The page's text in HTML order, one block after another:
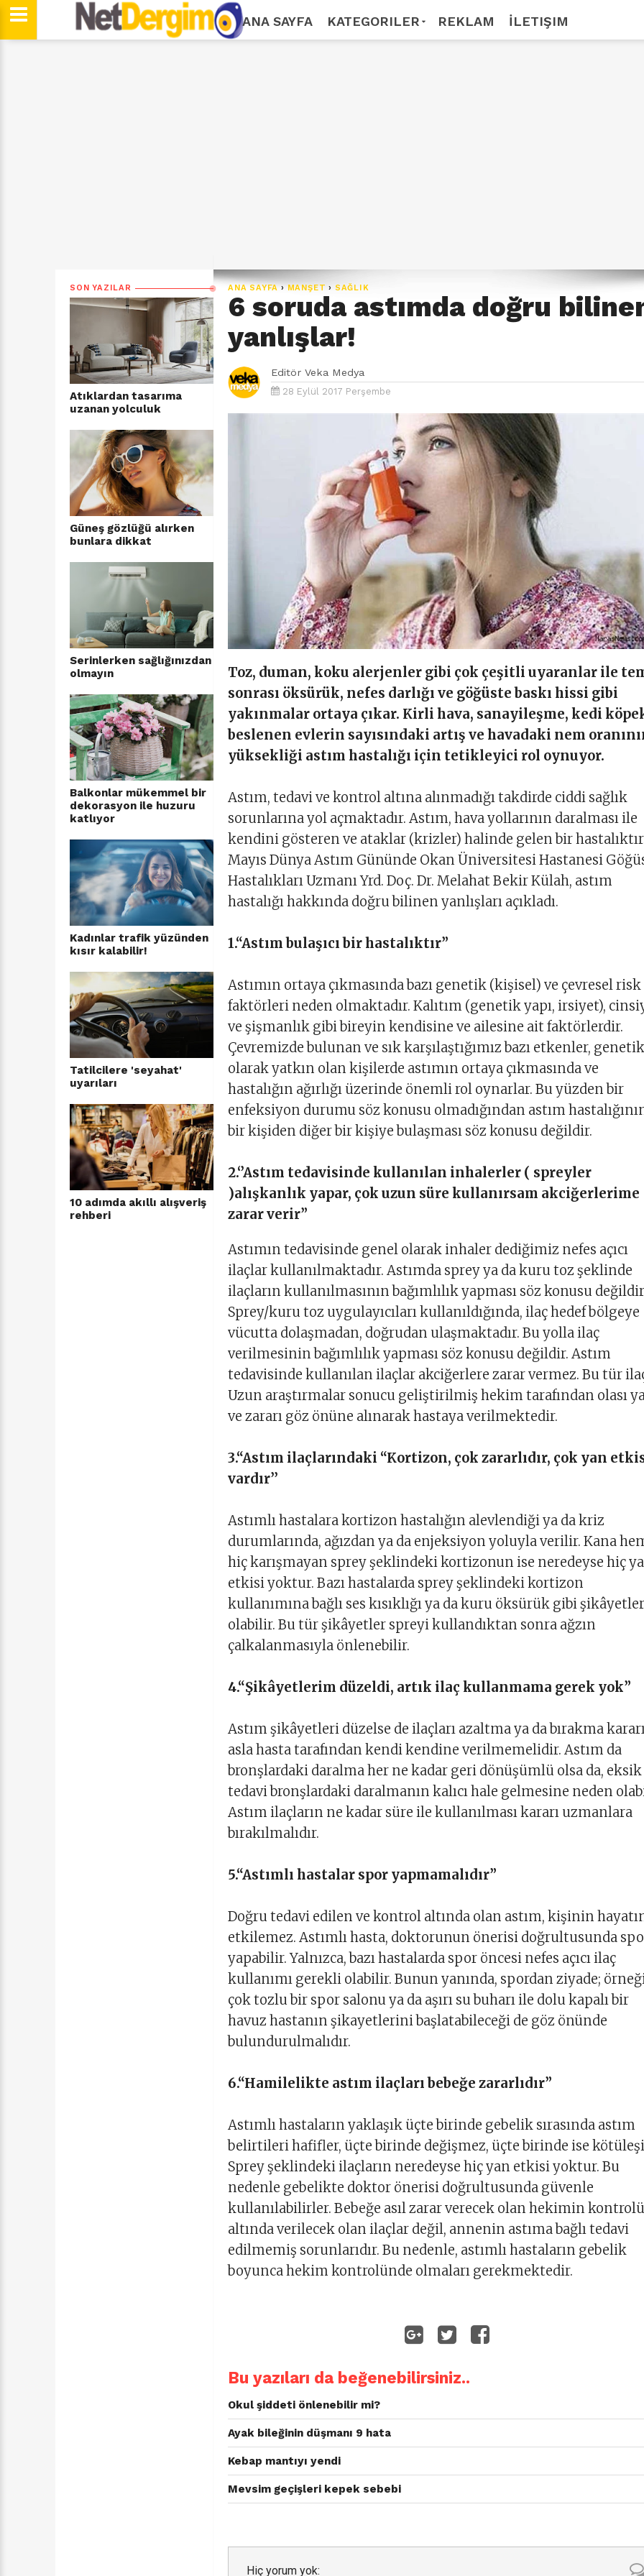
ANA SAYFA KATEGORILER REKLAM İLETIŞIM
SON YAZILAR
Atıklardan tasarıma
uzanan yolculuk
Güneş gözlüğü alırken
bunlara dikkat
Serinlerken sağlığınızdan
olmayın
Balkonlar mükemmel bir
dekorasyon ile huzuru
katlıyor
Kadınlar trafik yüzünden
kısır kalabilir!
Tatilcilere 'seyahat'
uyarıları
10 adımda akıllı alışveriş
rehberi
ANA SAYFA › MANŞET › SAĞLIK
6 soruda astımda doğru
yanlışlar!
Editör Veka Medya
28 Eylül 2017 Perşembe
Toz, duman, koku alerjenler gibi çok çeşitli uyaranlar ile
sonrası öksürük, nefes darlığı ve göğüste baskı hissi gibi
yakınmalar ortaya çıkar. Kirli hava, sanayileşme, kedi
beslenen evlerin sayısındaki artış ve havadaki nem
yüksekliği astım hastalığı için tetikleyici rol oynuyor.
Astım, tedavi ve kontrol altına alınmadığı takdirde ciddi sağlık
sorunlarına yol açmaktadır. Astım, hava yollarının daralması ile
kendini gösteren ve ataklar (krizler) halinde gelen bir
Mayıs Dünya Astım Gününde Okan Üniversitesi Hastanesi
Hastalıkları Uzmanı Yrd. Doç. Dr. Melahat Bekir Külah, astım
hastalığı hakkında doğru bilinen yanlışları açıkladı.
1.“Astım bulaşıcı bir hastalıktır”
Astımın ortaya çıkmasında bazı genetik (kişisel) ve çevresel risk
faktörleri neden olmaktadır. Kalıtım (genetik yapı, irsiyet),
ve şişmanlık gibi bireyin kendisine ve ailesine ait faktörlerdir.
Çevremizde bulunan ve sık karşılaştığımız bazı etkenler, genetik
olarak yatkın olan kişilerde astımın ortaya çıkmasında ve
hastalığın ağırlığı üzerinde önemli rol oynarlar. Bu yüzden bir
enfeksiyon durumu söz konusu olmadığından astım
bir kişiden diğer bir kişiye bulaşması söz konusu değildir.
2.‘’Astım tedavisinde kullanılan inhalerler ( spreyler
)alışkanlık yapar, çok uzun süre kullanırsam akciğerlerime
zarar verir”
Astımın tedavisinde genel olarak inhaler dediğimiz nefes açıcı
ilaçlar kullanılmaktadır. Astımda sprey ya da kuru toz şeklinde
ilaçların kullanılmasının bağımlılık yapması söz konusu
Sprey/kuru toz uygulayıcıları kullanıldığında, ilaç hedef bölgeye
vücutta dolaşmadan, doğrudan ulaşmaktadır. Bu yolla ilaç
verilmesinin bağımlılık yapması söz konusu değildir. Astım
tedavisinde kullanılan ilaçlar akciğerlere zarar vermez. Bu tür
Uzun araştırmalar sonucu geliştirilmiş hekim tarafından olası
ve zararı göz önüne alınarak hastaya verilmektedir.
3.“Astım ilaçlarındaki “Kortizon, çok zararlıdır, çok yan
vardır’’
Astımlı hastalara kortizon hastalığın alevlendiği ya da kriz
durumlarında, ağızdan ya da enjeksiyon yoluyla verilir. Kana
hiç karışmayan sprey şeklindeki kortizonun ise neredeyse hiç
etkisi yoktur. Bazı hastalarda sprey şeklindeki kortizon
kullanımına bağlı ses kısıklığı ya da kuru öksürük gibi şikâyetler
olabilir. Bu tür şikâyetler spreyi kullandıktan sonra ağzın
çalkalanmasıyla önlenebilir.
4.“Şikâyetlerim düzeldi, artık ilaç kullanmama gerek yok”
Astım şikâyetleri düzelse de ilaçları azaltma ya da bırakma
asla hasta tarafından kendi kendine verilmemelidir. Astım da
bronşlardaki daralma her ne kadar geri dönüşümlü olsa da, eksik
tedavi bronşlardaki daralmanın kalıcı hale gelmesine neden
Astım ilaçların ne kadar süre ile kullanılması kararı uzmanlara
bırakılmalıdır.
5.“Astımlı hastalar spor yapmamalıdır”
Doğru tedavi edilen ve kontrol altında olan astım, kişinin
etkilemez. Astımlı hasta, doktorunun önerisi doğrultusunda
yapabilir. Yalnızca, bazı hastalarda spor öncesi nefes açıcı ilaç
kullanımı gerekli olabilir. Bunun yanında, spordan ziyade;
çok tozlu bir spor salonu ya da aşırı su buharı ile dolu kapalı bir
havuz hastanın şikayetlerini başlatabileceği de göz önünde
bulundurulmalıdır.
6.“Hamilelikte astım ilaçları bebeğe zararlıdır”
Astımlı hastaların yaklaşık üçte birinde gebelik sırasında astım
belirtileri hafifler, üçte birinde değişmez, üçte birinde ise
Sprey şeklindeki ilaçların neredeyse hiç yan etkisi yoktur. Bu
nedenle gebelikte doktor önerisi doğrultusunda güvenle
kullanılabilirler. Bebeğe asıl zarar verecek olan hekimin kontrolü
altında verilecek olan ilaçlar değil, annenin astıma bağlı tedavi
edilmemiş sorunlarıdır. Bu nedenle, astımlı hastaların gebelik
boyunca hekim kontrolünde olmaları gerekmektedir.
Bu yazıları da beğenebilirsiniz..
Okul şiddeti önlenebilir mi?
Ayak bileğinin düşmanı 9 hata
Kebap mantıyı yendi
Mevsim geçişleri kepek sebebi
Hiç yorum yok: